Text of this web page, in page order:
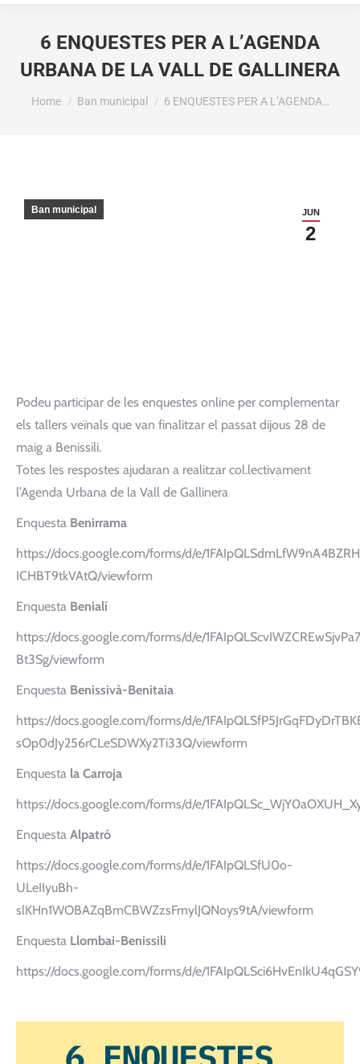
6 ENQUESTES PER A L’AGENDA
URBANA DE LA VALL DE GALLINERA
You are here:
Home Ban municipal 6 ENQUESTES PER A L’AGENDA…
JUN
2
Ban municipal
Podeu participar de les enquestes online per complementar
els tallers veïnals que van finalitzar el passat dijous 28 de
maig a Benissili.
Totes les respostes ajudaran a realitzar col.lectivament
l’Agenda Urbana de la Vall de Gallinera
Enquesta Benirrama
https://docs.google.com/forms/d/e/
ICHBT9tkVAtQ/viewform
Enquesta Benialí
https://docs.google.com/forms/d/e/
Bt3Sg/viewform
Enquesta Benissivà-Benitaia
https://docs.google.com/forms/d/e/
sOp0dJy256rCLeSDWXy2Ti33Q/viewform
Enquesta la Carroja
https://docs.google.com/forms/d/e/
Enquesta Alpatró
https://docs.google.com/forms/d/e/1FAIpQLSfU0o-
ULeIIyuBh-
slKHn1WOBAZqBmCBWZzsFmylJQNoys9tA/viewform
Enquesta Llombai-Benissili
https://docs.google.com/forms/d/e/